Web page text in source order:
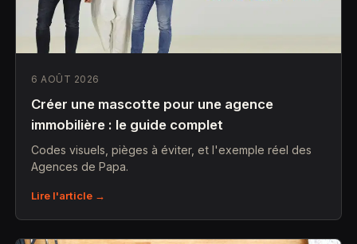
6 AOÛT 2026
Créer une mascotte pour une agence
immobilière : le guide complet
Codes visuels, pièges à éviter, et l'exemple réel des
Agences de Papa.
Lire l'article →